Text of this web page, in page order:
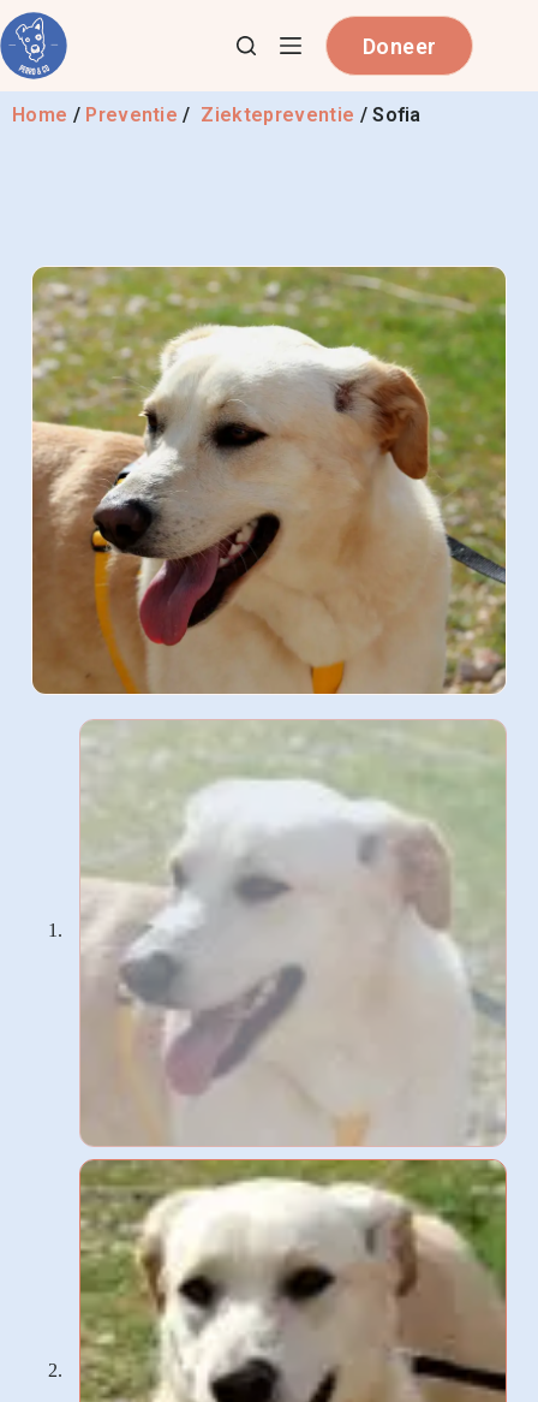
Doneer
Home / Preventie / Ziektepreventie /Sofia